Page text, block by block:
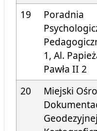
19
Poradnia
1, Al.
Pawła II 2
20
Miejski